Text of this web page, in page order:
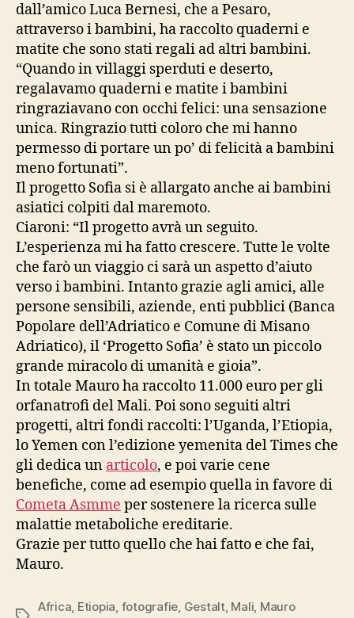
dall’amico Luca Bernesi, che a Pesaro,
attraverso i bambini, ha raccolto quaderni e
matite che sono stati regali ad altri bambini.
“Quando in villaggi sperduti e deserto,
regalavamo quaderni e matite i bambini
ringraziavano con occhi felici: una sensazione
unica. Ringrazio tutti coloro che mi hanno
permesso di portare un po’ di felicità a bambini
meno fortunati”.
Il progetto Sofia si è allargato anche ai bambini
asiatici colpiti dal maremoto.
Ciaroni: “Il progetto avrà un seguito.
L’esperienza mi ha fatto crescere. Tutte le volte
che farò un viaggio ci sarà un aspetto d’aiuto
verso i bambini. Intanto grazie agli amici, alle
persone sensibili, aziende, enti pubblici (Banca
Popolare dell’Adriatico e Comune di Misano
Adriatico), il ‘Progetto Sofia’ è stato un piccolo
grande miracolo di umanità e gioia”.
In totale Mauro ha raccolto 11.000 euro per gli
orfanatrofi del Mali. Poi sono seguiti altri
progetti, altri fondi raccolti: l’Uganda, l’Etiopia,
lo Yemen con l’edizione yemenita del Times che
gli dedica un articolo, e poi varie cene
benefiche, come ad esempio quella in favore di
Cometa Asmme per sostenere la ricerca sulle
malattie metaboliche ereditarie.
Grazie per tutto quello che hai fatto e che fai,
Mauro.
Africa, Etiopia, fotografie, Gestalt, Mali, Mauro